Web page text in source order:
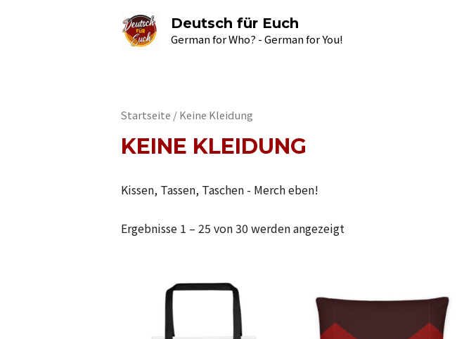
Deutsch für Euch
German for Who? - German for You!
Startseite / Keine Kleidung
KEINE KLEIDUNG
Kissen, Tassen, Taschen - Merch eben!
Ergebnisse 1 – 25 von 30 werden angezeigt